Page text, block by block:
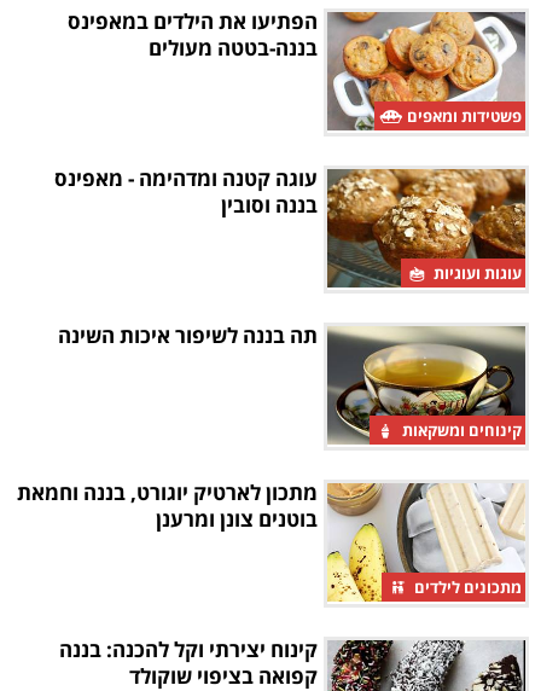
פשטידות ומאפים
הפתיעו את הילדים במאפינס
בננה-בטטה מעולים
עוגות ועוגיות
עוגה קטנה ומדהימה - מאפינס
בננה וסובין
קינוחים ומשקאות
תה בננה לשיפור איכות השינה
מתכונים לילדים
מתכון לארטיק יוגורט, בננה וחמאת
בוטנים צונן ומרענן
קינוח יצירתי וקל להכנה: בננה
קפואה בציפוי שוקולד